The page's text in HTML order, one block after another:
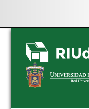
Skip
navigation